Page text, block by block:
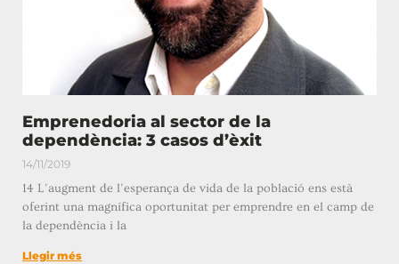
Emprenedoria al sector de la
dependència: 3 casos d’èxit
14/11/2019
14 L’augment de l’esperança de vida de la població ens està
oferint una magnífica oportunitat per emprendre en el camp de
la dependència i la
Llegir més